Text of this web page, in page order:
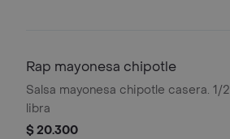
Rap mayonesa chipotle
Salsa mayonesa chipotle casera. 1/2
libra
$ 20.300